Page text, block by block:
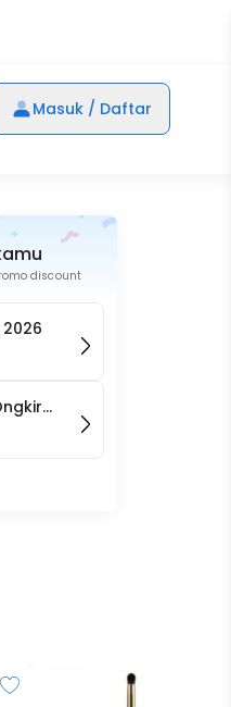
Masuk / Daftar
discount
2026